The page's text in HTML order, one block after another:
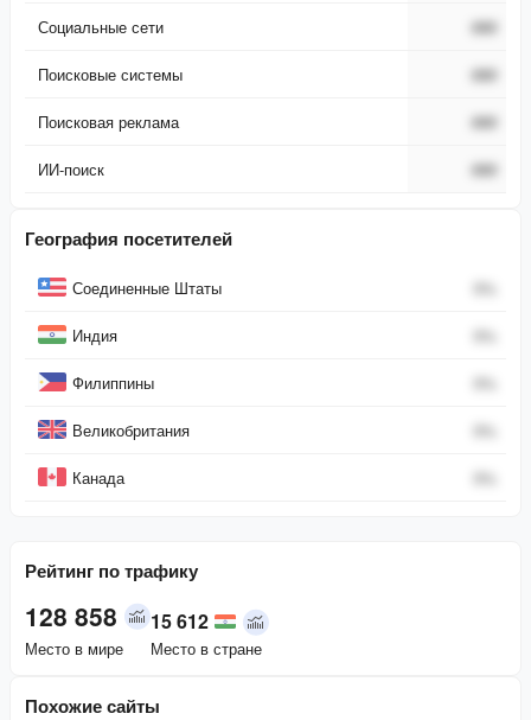
Социальные сети ###
Поисковые системы ###
Поисковая реклама ###
ИИ-поиск ###
География посетителей
СтранаСоединенные Штаты 0%
Индия 0%
Филиппины 0%
Великобритания 0%
Канада 0%
Рейтинг по трафику
128 858
Место в мире
15 612
Место в стране
Похожие сайты